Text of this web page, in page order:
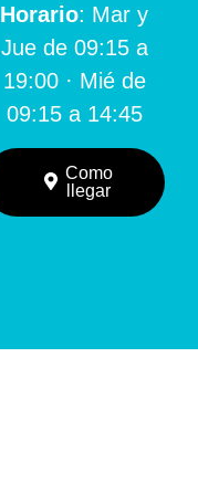
Horario: Mar y
Jue de 09:15 a
19:00 · Mié de
09:15 a 14:45
Como
llegar